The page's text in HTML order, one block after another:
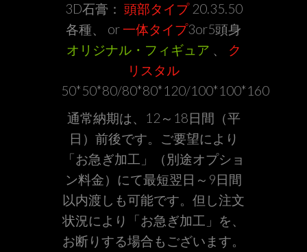
3D石膏： 頭部タイプ20.35.50
各種、 or一体タイプ3or5頭身
オリジナル・フィギュア 、
ク
リスタル
50*50*80/80*80*120/100*100*160
通常納期は、12～18日間（平
日）前後です。ご要望により
「お急ぎ加工」（別途オプショ
ン料金）にて最短翌日～9日間
以内渡しも可能です。但し注文
状況により「お急ぎ加工」を、
お断りする場合もございます。